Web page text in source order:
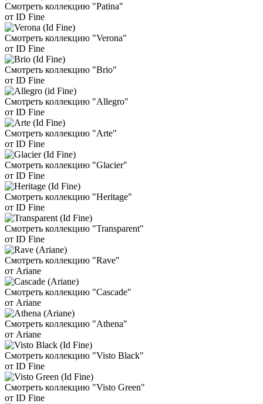
Смотреть коллекцию "Patina"
от ID Fine
Смотреть коллекцию "Verona"
от ID Fine
Смотреть коллекцию "Brio"
от ID Fine
Смотреть коллекцию "Allegro"
от ID Fine
Смотреть коллекцию "Arte"
от ID Fine
Смотреть коллекцию "Glacier"
от ID Fine
Смотреть коллекцию "Heritage"
от ID Fine
Смотреть коллекцию "Transparent"
от ID Fine
Смотреть коллекцию "Rave"
от Ariane
Смотреть коллекцию "Cascade"
от Ariane
Смотреть коллекцию "Athena"
от Ariane
Смотреть коллекцию "Visto Black"
от ID Fine
Смотреть коллекцию "Visto Green"
от ID Fine